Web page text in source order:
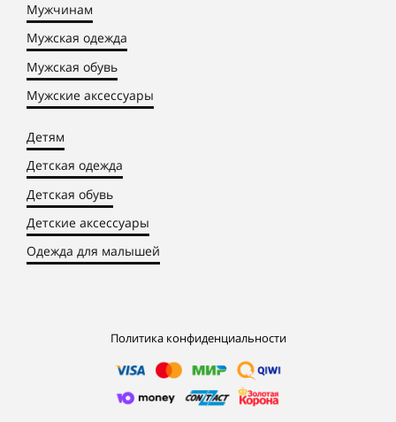
Мужчинам
Мужская одежда
Мужская обувь
Мужские аксессуары
Детям
Детская одежда
Детская обувь
Детские аксессуары
Одежда для малышей
Политика конфиденциальности